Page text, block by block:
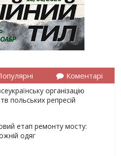
Коментарі
організацію
польських репресій
етап ремонту мосту:
одяг